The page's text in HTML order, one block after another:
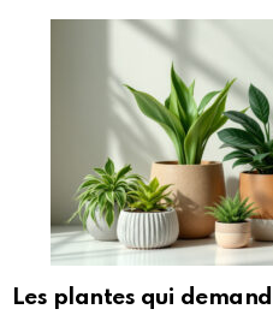
Les plantes qui